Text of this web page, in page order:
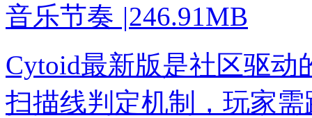
音乐节奏 |246.91MB
Cytoid最新版是社区驱
扫描线判定机制，玩家